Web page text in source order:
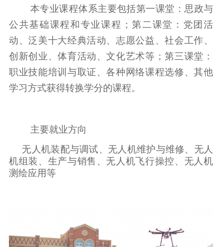
本专业课程体系主要包括第一课堂：思政与
公共基础课程和专业课程；第二课堂：党团活
动、泛美十大经典活动、志愿公益、社会工作、
创新创业、体育活动、文化艺术等；第三课堂：
职业技能培训与取证、各种网络课程选修、其他
学习方式获得转换学分的课程。
主要就业方向
无人机装配与调试、无人机维护与维修、无人
机组装、生产与销售、无人机飞行操控、无人机
测绘应用等